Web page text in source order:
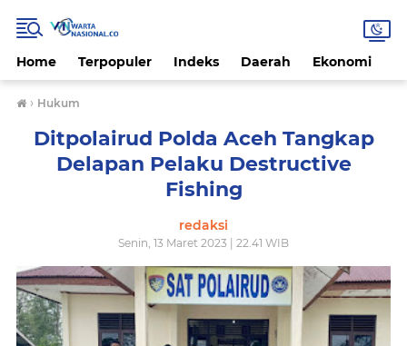
Home Terpopuler Indeks Daerah Ekonomi
› Hukum
Ditpolairud Polda Aceh Tangkap
Delapan Pelaku Destructive
Fishing
redaksi
Senin, 13 Maret 2023 | 22.41 WIB